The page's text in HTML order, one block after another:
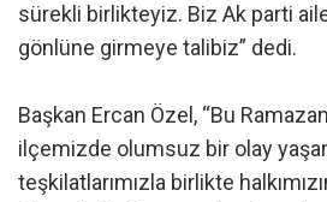
sürekli birlikteyiz. Biz Ak parti
gönlüne girmeye talibiz” dedi.
Başkan Ercan Özel, “Bu
ilçemizde olumsuz bir olay
teşkilatlarımızla birlikte